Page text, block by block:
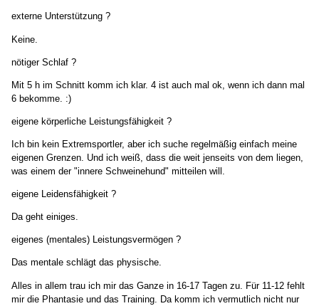
externe Unterstützung ?
Keine.
nötiger Schlaf ?
Mit 5 h im Schnitt komm ich klar. 4 ist auch mal ok, wenn ich dann mal
6 bekomme. :)
eigene körperliche Leistungsfähigkeit ?
Ich bin kein Extremsportler, aber ich suche regelmäßig einfach meine
eigenen Grenzen. Und ich weiß, dass die weit jenseits von dem liegen,
was einem der "innere Schweinehund" mitteilen will.
eigene Leidensfähigkeit ?
Da geht einiges.
eigenes (mentales) Leistungsvermögen ?
Das mentale schlägt das physische.
Alles in allem trau ich mir das Ganze in 16-17 Tagen zu. Für 11-12 fehlt
mir die Phantasie und das Training. Da komm ich vermutlich nicht nur